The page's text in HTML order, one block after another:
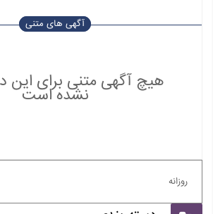
آگهی های متنی
هیچ آگهی متنی برای این
نشده است
روزانه